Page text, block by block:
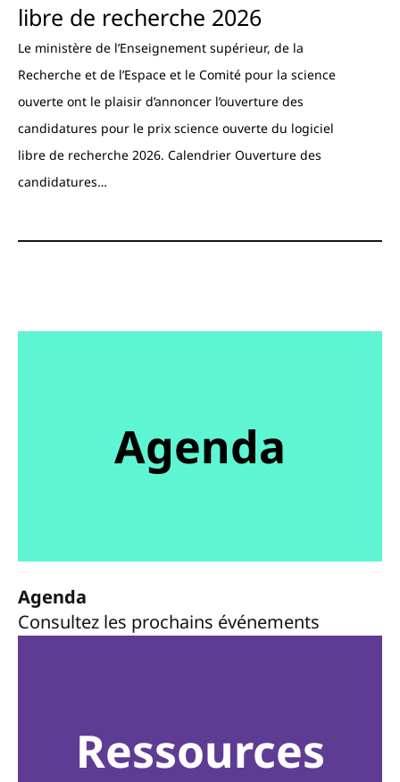
libre de recherche 2026
Le ministère de l’Enseignement supérieur, de la
Recherche et de l’Espace et le Comité pour la science
ouverte ont le plaisir d’annoncer l’ouverture des
candidatures pour le prix science ouverte du logiciel
libre de recherche 2026. Calendrier Ouverture des
candidatures…
Agenda
Agenda
Consultez les prochains événements
Ressources